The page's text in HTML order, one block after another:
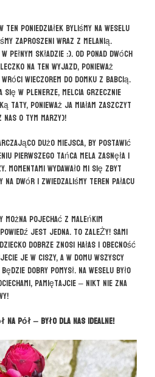
ten poniedziałek byliśmy na weselu
zaproszeni wraz z Melanią.
składzie :). Od ponad dwóch
na ten wyjazd, ponieważ
wieczorem do domku z babcią.
się w plenerze, Melcia grzecznie
taty, ponieważ ja miałam zaszczyt
o tym marzy)!
dużo miejsca, by postawić
pierwszego tańca Mela zasnęła i
Momentami wydawało mi się zbyt
na dwór i zwiedzaliśmy teren Pałacu
pojechać z maleńkim
jest jedna. TO ZALEŻY! Sami
dobrze znosi hałas i obecność
je w ciszy, a w domu wszyscy
dobry pomysł. Na weselu było
pamiętajcie – nikt nie zna
na pół – było dla nas idealne!